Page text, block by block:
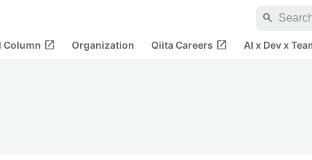
search
Column open_in_new Organization Qiita Careers open_in_new AI x Dev x